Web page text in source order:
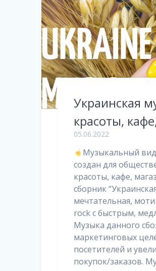
Украинская
красоты,
05.06.2022
Музыкальный
создан для
красоты, кафе,
сборник
мечтательная,
rock с быстрым,
Музыка данного
маркетинговых
посетителей и
покупок/заказов.